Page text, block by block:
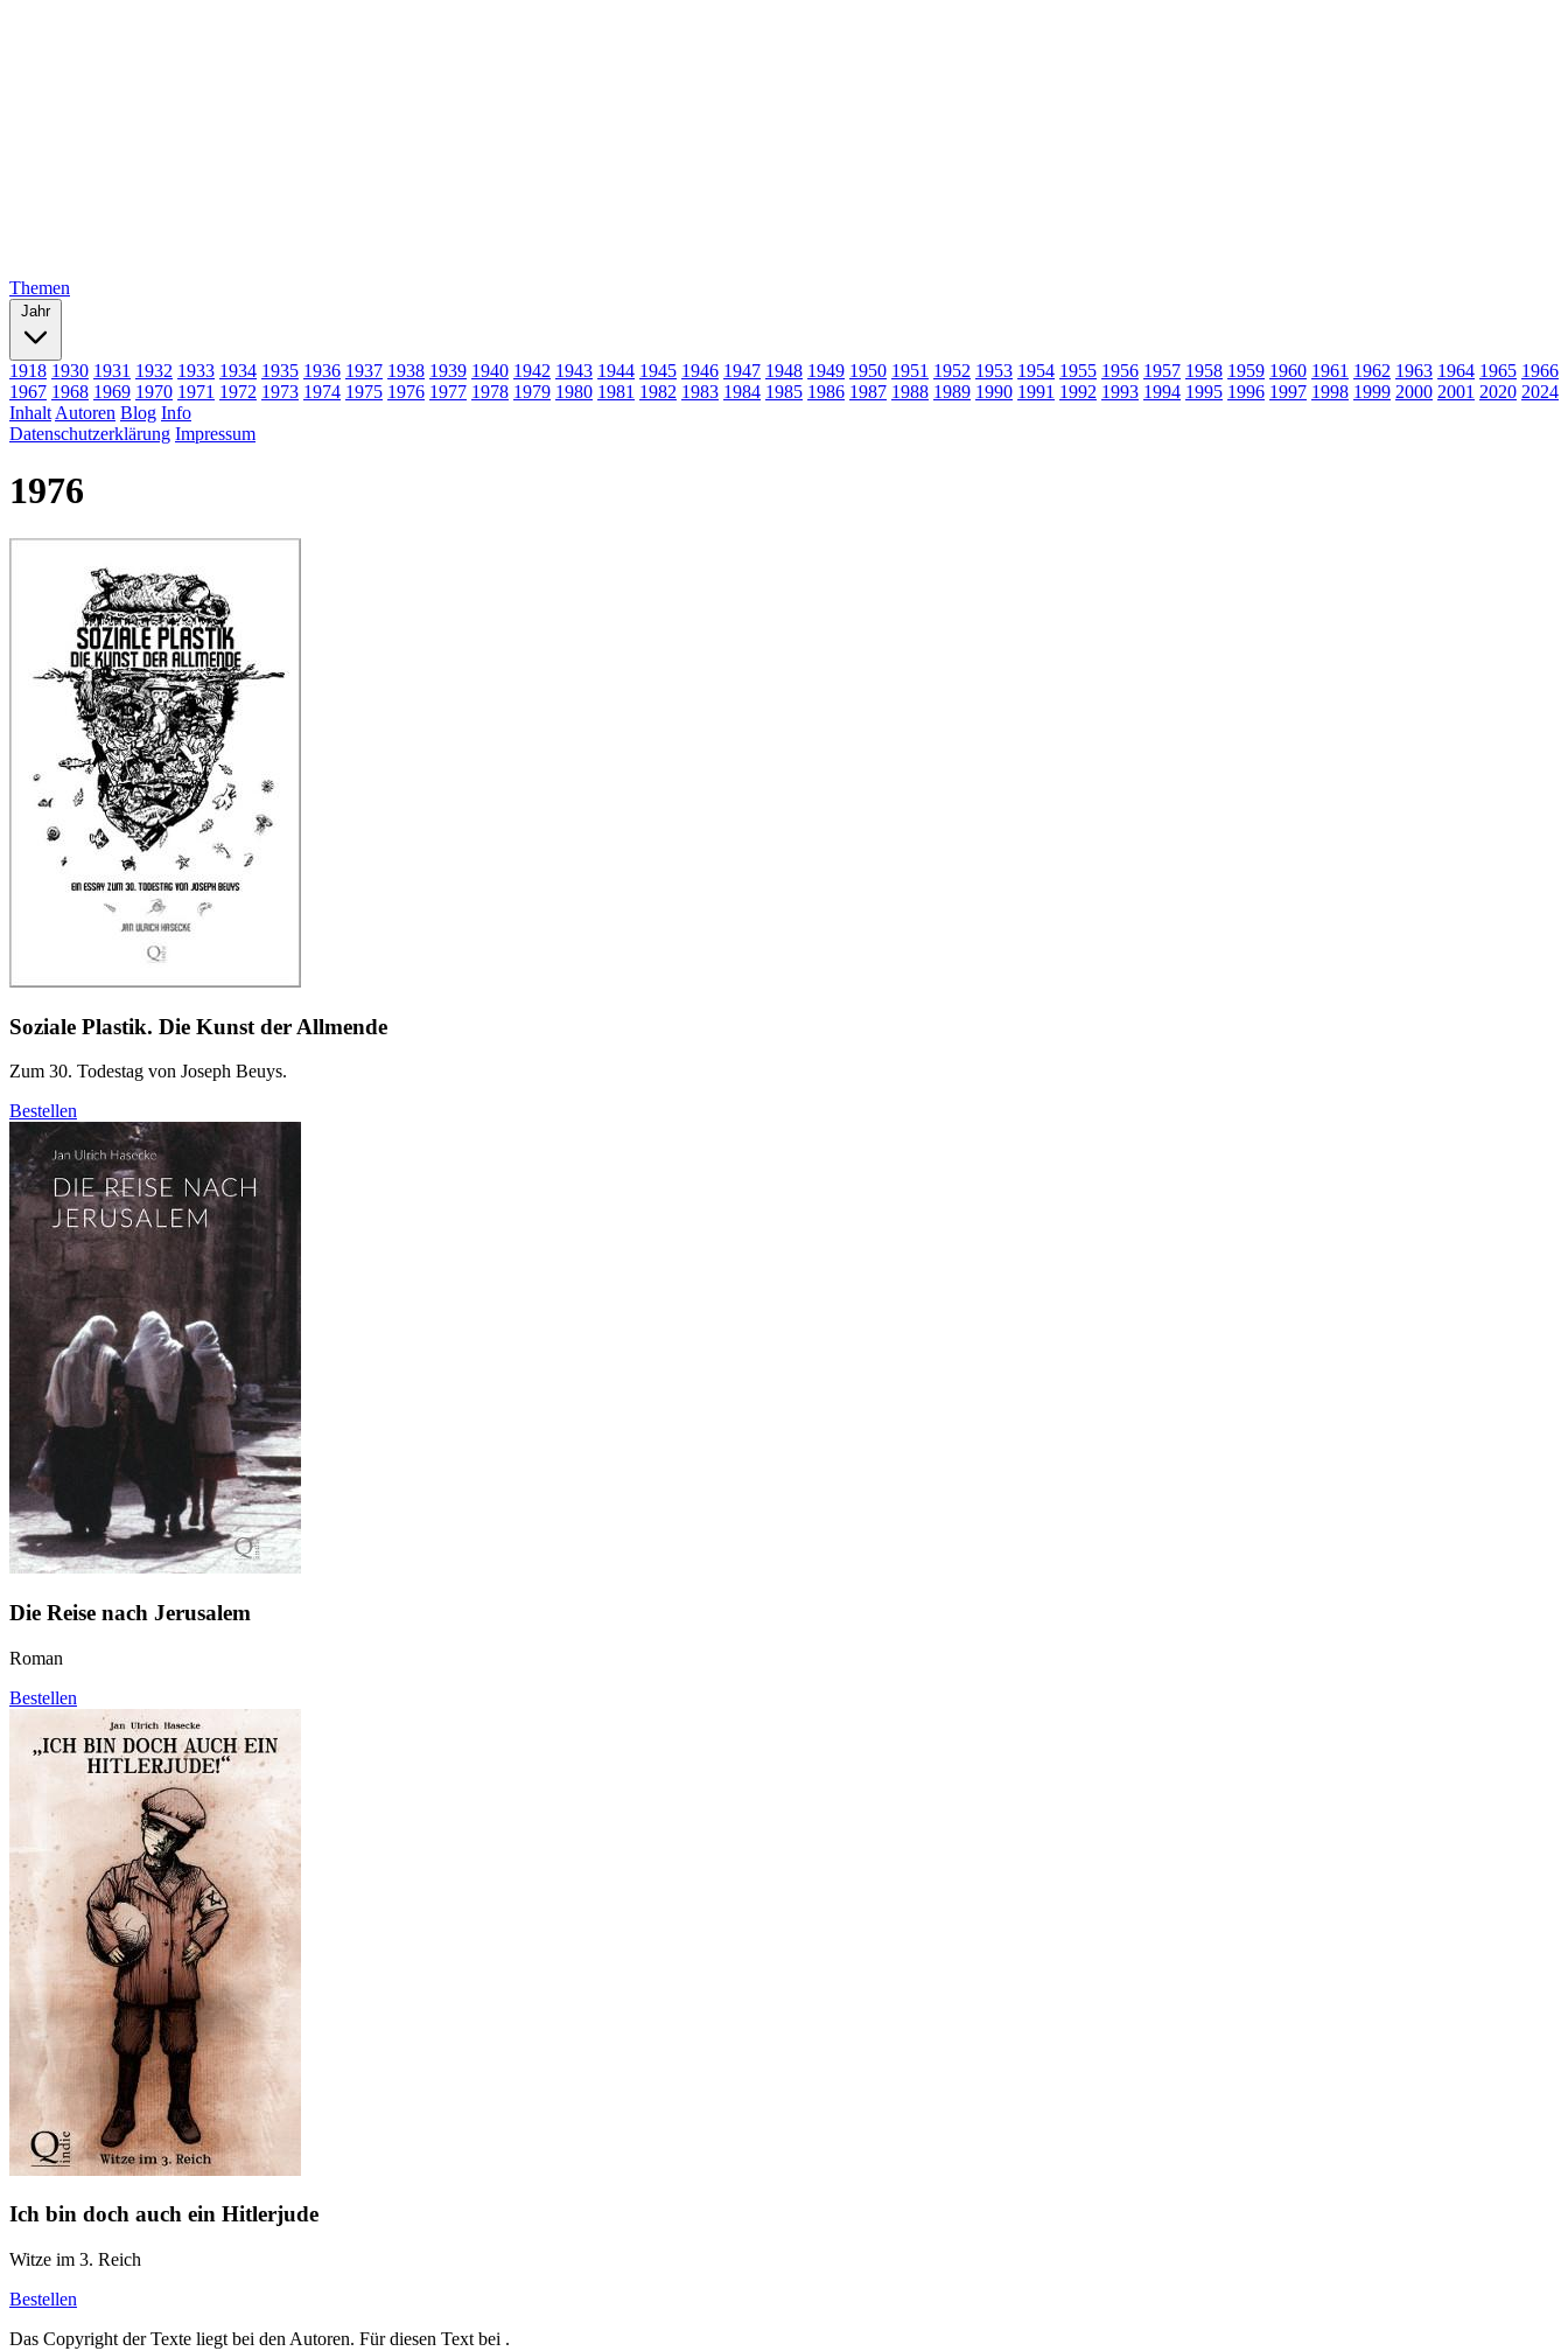
Themen
Jahr
1918 1930 1931 1932 1933 1934 1935 1936 1937 1938 1939 1940 1942 1943 1944 1945 1946 1947 1948 1949 1950 1951 1952 1953 1954 1955 1956 1957 1958 1959 1960 1961 1962 1963 1964 1965 1966
1967 1968 1969 1970 1971 1972 1973 1974 1975 1976 1977 1978 1979 1980 1981 1982 1983 1984 1985 1986 1987 1988 1989 1990 1991 1992 1993 1994 1995 1996 1997 1998 1999 2000 2001 2020 2024
Inhalt Autoren Blog Info
Datenschutzerklärung Impressum
1976
Soziale Plastik. Die Kunst der Allmende
Zum 30. Todestag von Joseph Beuys.
Bestellen
Die Reise nach Jerusalem
Roman
Bestellen
Ich bin doch auch ein Hitlerjude
Witze im 3. Reich
Bestellen
Das Copyright der Texte liegt bei den Autoren. Für diesen Text bei .